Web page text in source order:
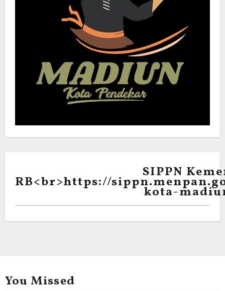
SIPPN
RB<br>https://
kota-
You Missed